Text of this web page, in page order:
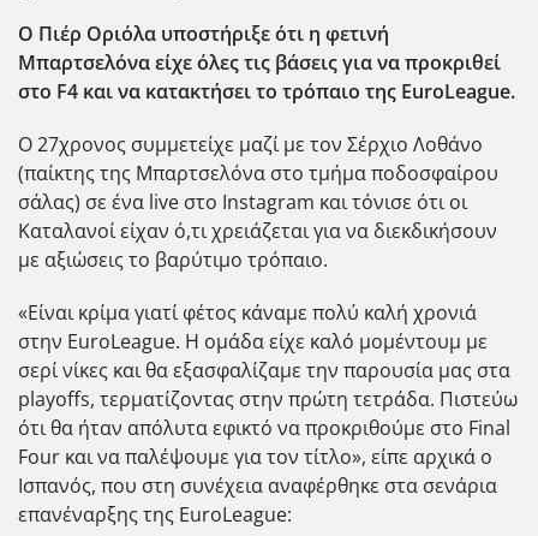
Ο Πιέρ Οριόλα υποστήριξε ότι η φετινή
Μπαρτσελόνα είχε όλες τις βάσεις για να προκριθεί
στο F4 και να κατακτήσει το τρόπαιο της EuroLeague.
O 27χρονος συμμετείχε μαζί με τον Σέρχιο Λοθάνο
(παίκτης της Μπαρτσελόνα στο τμήμα ποδοσφαίρου
σάλας) σε ένα live στο Instagram και τόνισε ότι οι
Καταλανοί είχαν ό,τι χρειάζεται για να διεκδικήσουν
με αξιώσεις το βαρύτιμο τρόπαιο.
«Είναι κρίμα γιατί φέτος κάναμε πολύ καλή χρονιά
στην EuroLeague. Η ομάδα είχε καλό μομέντουμ με
σερί νίκες και θα εξασφαλίζαμε την παρουσία μας στα
playoffs, τερματίζοντας στην πρώτη τετράδα. Πιστεύω
ότι θα ήταν απόλυτα εφικτό να προκριθούμε στο Final
Four και να παλέψουμε για τον τίτλο», είπε αρχικά ο
Ισπανός, που στη συνέχεια αναφέρθηκε στα σενάρια
επανέναρξης της EuroLeague: